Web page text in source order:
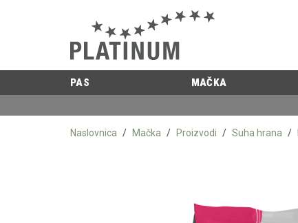
PAS MAČKA
Naslovnica / Mačka / Proizvodi / Suha hrana /